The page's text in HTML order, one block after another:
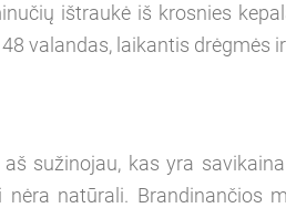
ištraukė iš krosnies
valandas, laikantis drėgmės
sužinojau, kas yra
nėra natūrali. Brandinančios